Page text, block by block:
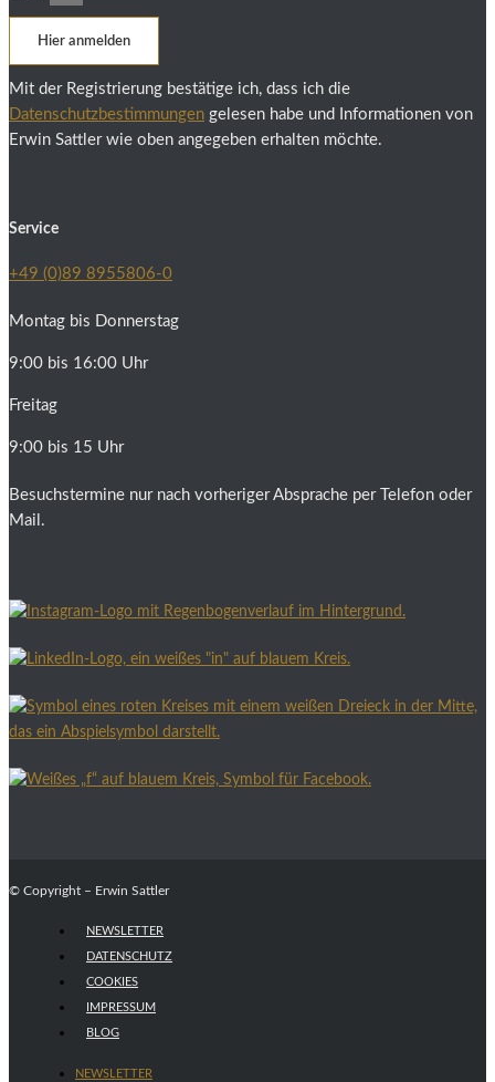
Hier anmelden
Mit der Registrierung bestätige ich, dass ich die
Datenschutzbestimmungen gelesen habe und Informationen von
Erwin Sattler wie oben angegeben erhalten möchte.
Service
+49 (0)89 8955806-0
Montag bis Donnerstag
9:00 bis 16:00 Uhr
Freitag
9:00 bis 15 Uhr
Besuchstermine nur nach vorheriger Absprache per Telefon oder
Mail.
© Copyright – Erwin Sattler
NEWSLETTER
DATENSCHUTZ
COOKIES
IMPRESSUM
BLOG
NEWSLETTER